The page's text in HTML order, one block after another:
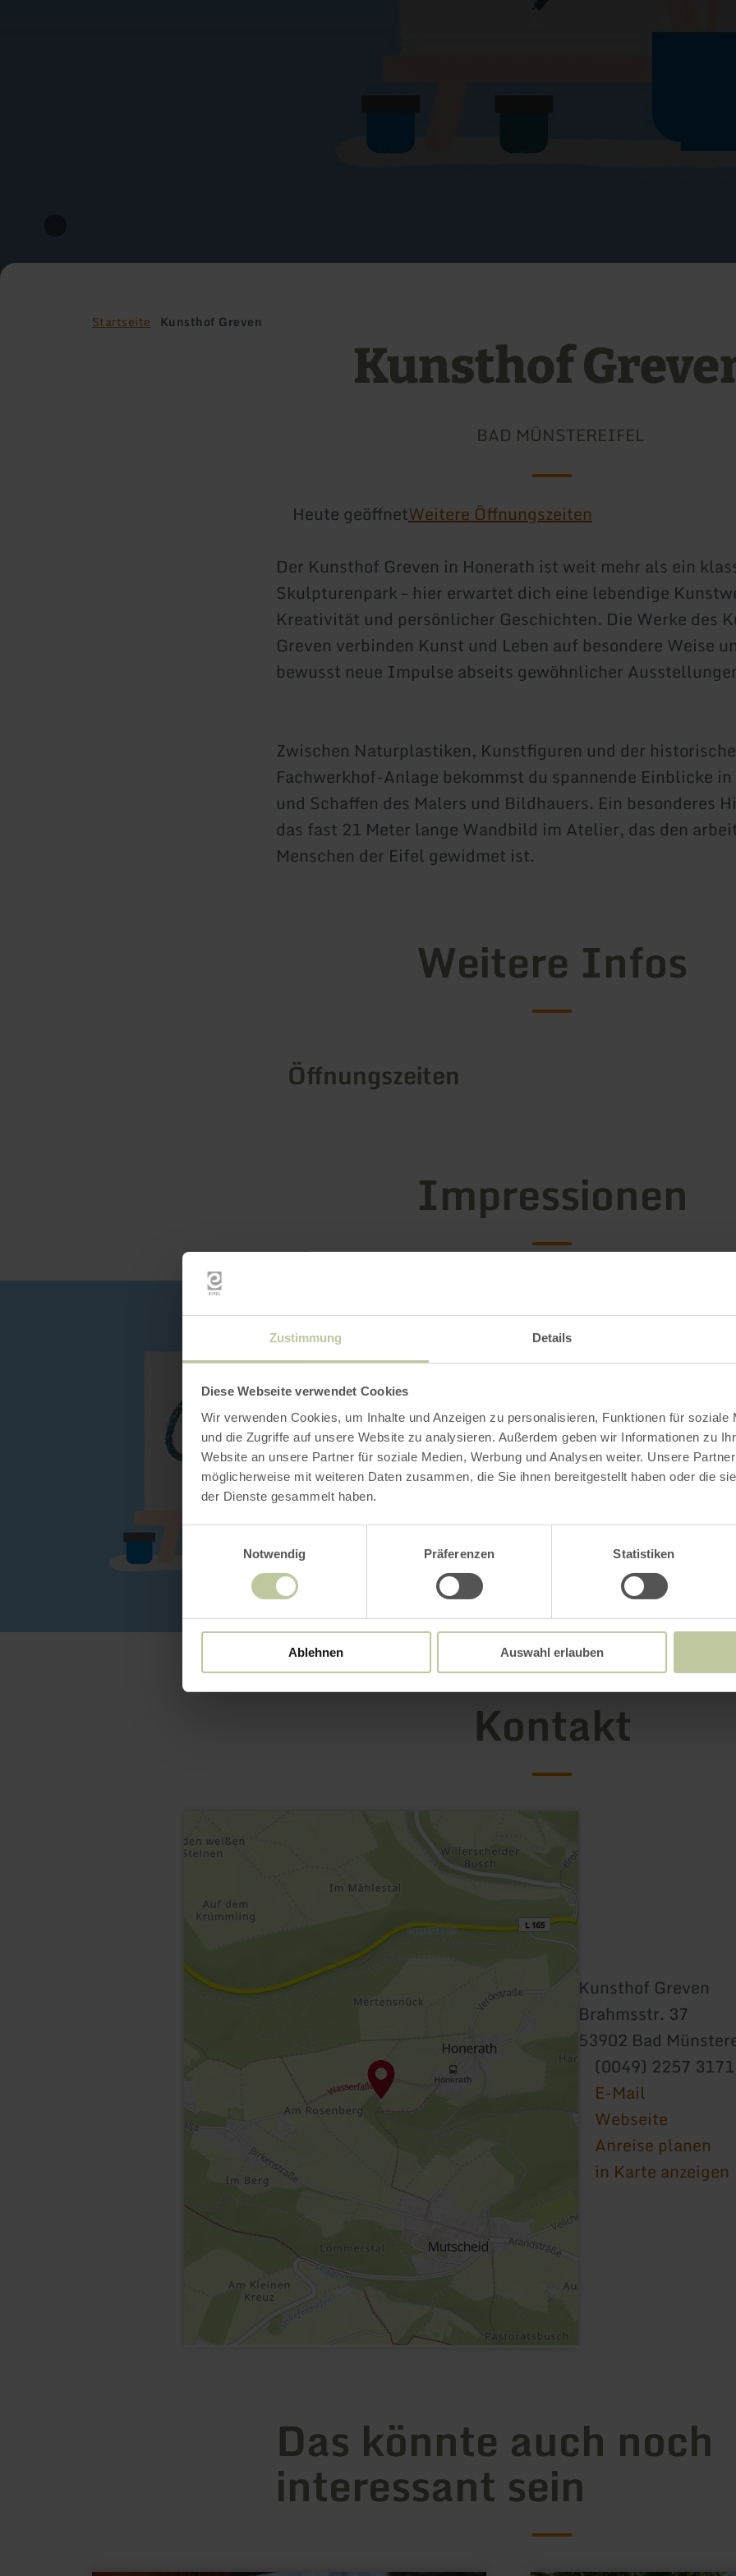
Zustimmung Details
Diese Webseite verwendet Cookies
Wir verwenden Cookies, um Inhalte und Anzeigen zu personalisieren, Funktionen für soziale
und die Zugriffe auf unsere Website zu analysieren. Außerdem geben wir Informationen zu
Website an unsere Partner für soziale Medien, Werbung und Analysen weiter. Unsere
möglicherweise mit weiteren Daten zusammen, die Sie ihnen bereitgestellt haben oder die
der Dienste gesammelt haben.
Notwendig
Präferenzen Statistiken
Ablehnen Auswahl erlauben
Startseite Kunsthof Greven
Kunsthof
BAD MÜNSTEREIFEL
Heute geöffnetWeitere Öffnungszeiten
Der Kunsthof Greven in Honerath ist weit mehr als ein
Skulpturenpark – hier erwartet dich eine lebendige
Kreativität und persönlicher Geschichten. Die Werke des
Greven verbinden Kunst und Leben auf besondere Weise
bewusst neue Impulse abseits gewöhnlicher
Zwischen Naturplastiken, Kunstfiguren und der
Fachwerkhof-Anlage bekommst du spannende Einblicke in
und Schaffen des Malers und Bildhauers. Ein besonderes
das fast 21 Meter lange Wandbild im Atelier, das den
Menschen der Eifel gewidmet ist.
Weitere Infos
Öffnungszeiten
Impressionen
Kontakt
Kunsthof Greven
Brahmsstr. 37
53902 Bad
(0049) 2257 3171
E-Mail
Webseite
Anreise planen
in Karte anzeigen
Das könnte auch noch
interessant sein